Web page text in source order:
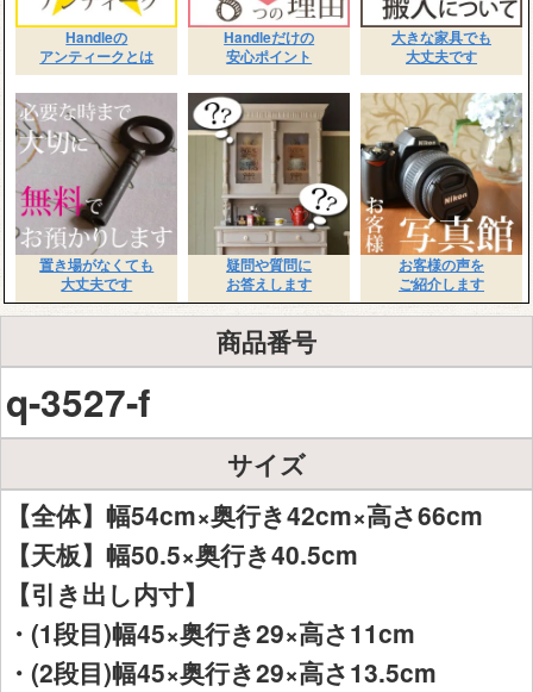
Handleの
アンティークとは
Handleだけの
安心ポイント
大きな家具でも
大丈夫です
置き場がなくても
大丈夫です
疑問や質問に
お答えします
お客様の声を
ご紹介します
商品番号
q-3527-f
サイズ
【全体】幅54cm×奥行き42cm×高さ66cm
【天板】幅50.5×奥行き40.5cm
【引き出し内寸】
・(1段目)幅45×奥行き29×高さ11cm
・(2段目)幅45×奥行き29×高さ13.5cm